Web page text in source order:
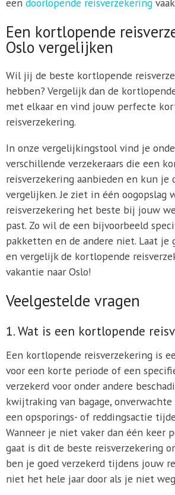
een doorlopende reisverzekering
Een kortlopende
Oslo vergelijken
Wil jij de beste kortlopende
hebben? Vergelijk dan de
met elkaar en vind jouw perfecte
reisverzekering.
In onze vergelijkingstool vind je
verschillende verzekeraars die een
reisverzekering aanbieden en kun je
vergelijken. Je ziet in één oogopslag
reisverzekering het beste bij jouw
past. Zo wil de een bijvoorbeeld
pakketten en de andere niet. Laat je
en vergelijk de kortlopende
vakantie naar Oslo!
Veelgestelde vragen
1. Wat is een kortlopende
Een kortlopende reisverzekering is
voor een korte periode of een
verzekerd voor onder andere
kwijtraking van bagage,
een opsporings- of reddingsactie
Wanneer je niet vaker dan één keer
gaat is dit de beste reisverzekering
ben je goed verzekerd tijdens jouw
niet het hele jaar door als je niet